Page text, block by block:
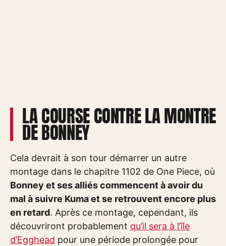
LA COURSE CONTRE LA MONTRE
DE BONNEY
Cela devrait à son tour démarrer un autre
montage dans le chapitre 1102 de One Piece, où
Bonney et ses alliés commencent à avoir du
mal à suivre Kuma et se retrouvent encore plus
en retard. Après ce montage, cependant, ils
découvriront probablement qu’il sera à l’île
d’Egghead pour une période prolongée pour